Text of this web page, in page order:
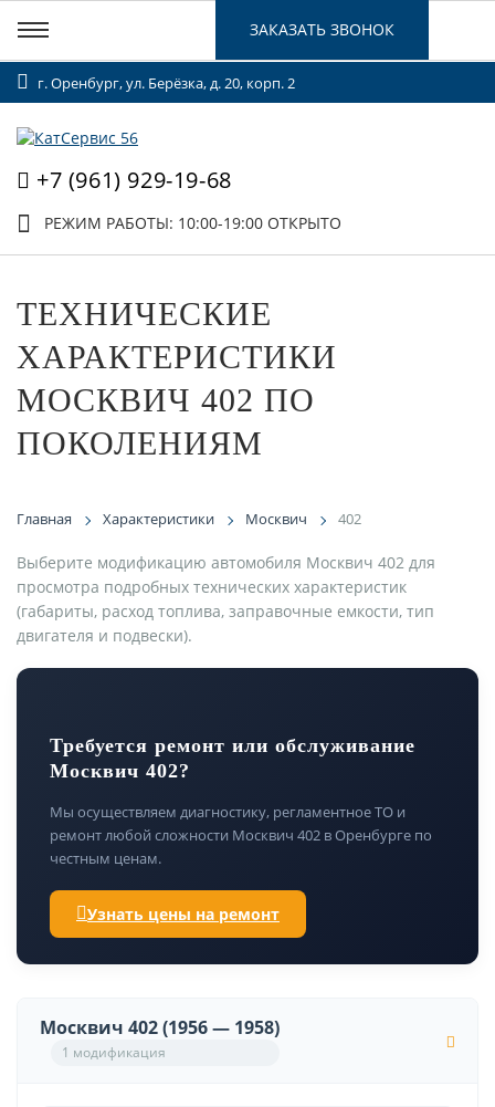
г. Оренбург, ул. Берёзка, д. 20, корп. 2
+7 (961) 929-19-68
РЕЖИМ РАБОТЫ: 10:00-19:00 ОТКРЫТО
ЗАКАЗАТЬ ЗВОНОК
ТЕХНИЧЕСКИЕ
ХАРАКТЕРИСТИКИ
МОСКВИЧ 402 ПО
ПОКОЛЕНИЯМ
Главная Характеристики Москвич 402
Выберите модификацию автомобиля Москвич 402 для
просмотра подробных технических характеристик
(габариты, расход топлива, заправочные емкости, тип
двигателя и подвески).
Требуется ремонт или обслуживание
Москвич 402?
Мы осуществляем диагностику, регламентное ТО и
ремонт любой сложности Москвич 402 в Оренбурге по
честным ценам.
Узнать цены на ремонт
Москвич 402 (1956 — 1958)
1 модификация